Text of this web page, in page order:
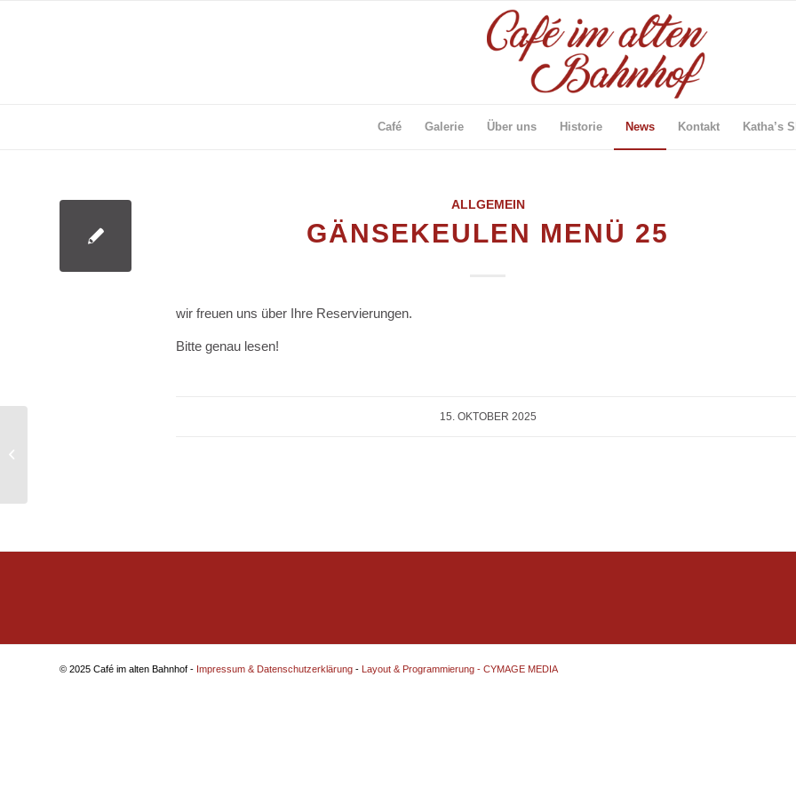
Café Galerie Über uns Historie News Kontakt Katha’s
ALLGEMEIN
GÄNSEKEULEN MENÜ 25
wir freuen uns über Ihre Reservierungen.
Bitte genau lesen!
15. OKTOBER 2025
© 2025 Café im alten Bahnhof - Impressum & Datenschutzerklärung - Layout & Programmierung - CYMAGE MEDIA